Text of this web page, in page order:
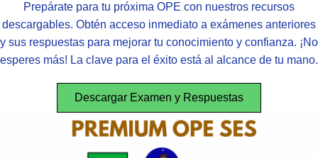
Prepárate para tu próxima OPE con nuestros recursos
descargables. Obtén acceso inmediato a exámenes anteriores
y sus respuestas para mejorar tu conocimiento y confianza. ¡No
esperes más! La clave para el éxito está al alcance de tu mano.
Descargar Examen y Respuestas